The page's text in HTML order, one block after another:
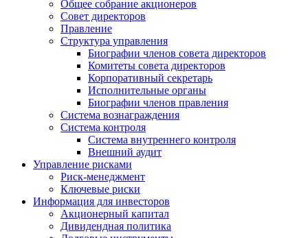
Общее собрание акционеров
Совет директоров
Правление
Структура управления
Биографии членов совета директоров
Комитеты совета директоров
Корпоративный секретарь
Исполнительные органы
Биографии членов правления
Система вознаграждения
Система контроля
Система внутреннего контроля
Внешний аудит
Управление рисками
Риск-менеджмент
Ключевые риски
Информация для инвесторов
Акционерный капитал
Дивидендная политика